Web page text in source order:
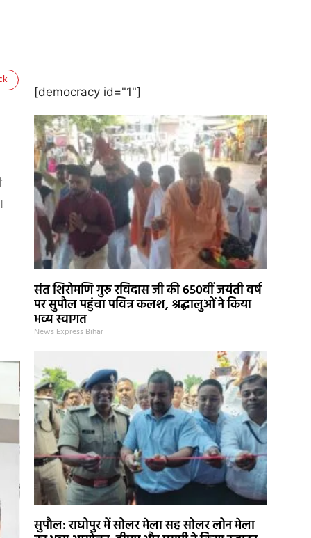
[democracy id="1"]
संत शिरोमणि गुरु रविदास जी की 650वीं जयंती वर्ष
पर सुपौल पहुंचा पवित्र कलश, श्रद्धालुओं ने किया
भव्य स्वागत
News Express Bihar
सुपौल: राघोपुर में सोलर मेला सह सोलर लोन मेला